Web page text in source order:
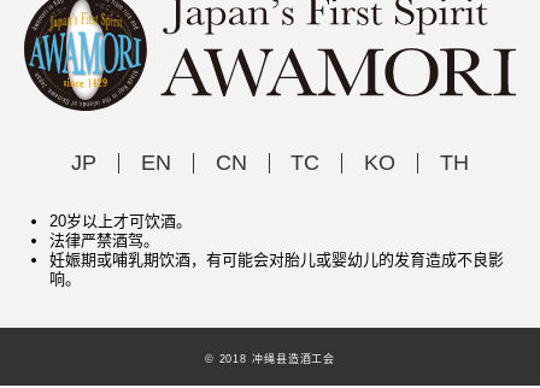
JP EN CN TC KO TH
20岁以上才可饮酒。
法律严禁酒驾。
妊娠期或哺乳期饮酒，有可能会对胎儿或婴幼儿的发育造成不良影
响。
© 2018 冲绳县造酒工会